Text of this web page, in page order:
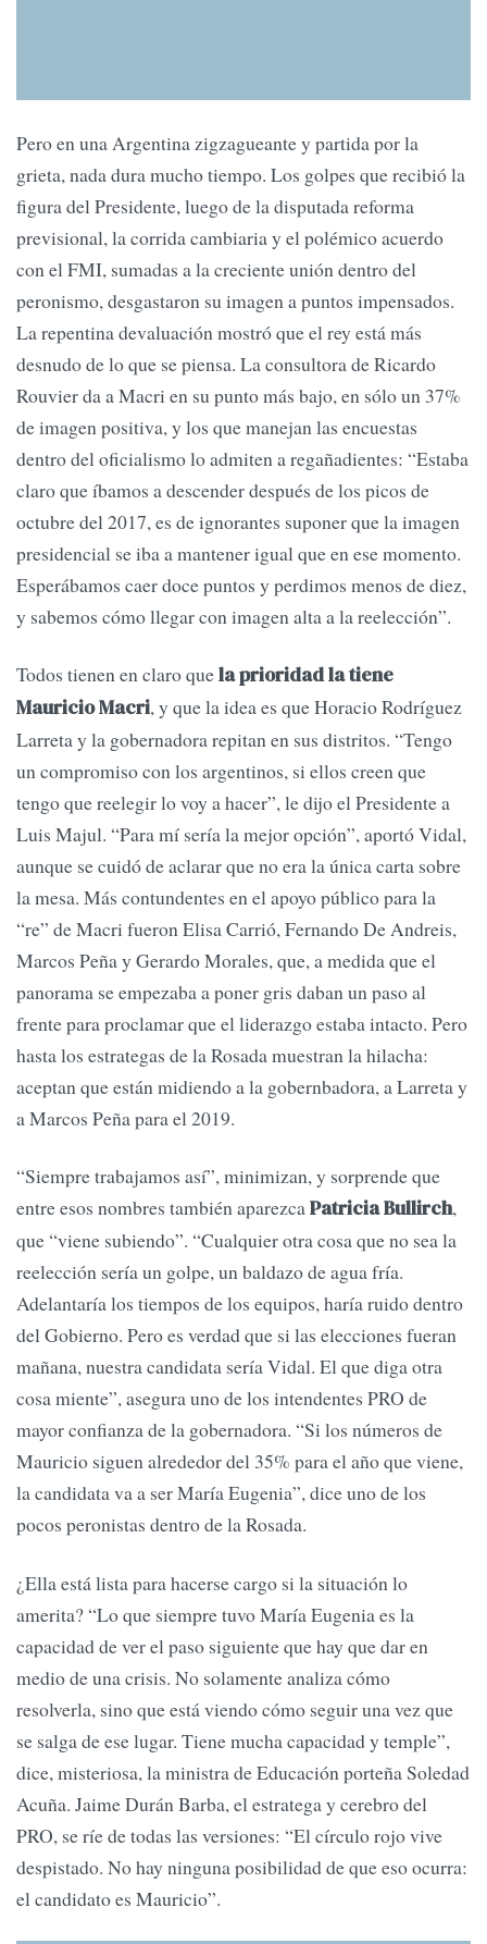
Pero en una Argentina zigzagueante y partida por la
grieta, nada dura mucho tiempo. Los golpes que recibió la
figura del Presidente, luego de la disputada reforma
previsional, la corrida cambiaria y el polémico acuerdo
con el FMI, sumadas a la creciente unión dentro del
peronismo, desgastaron su imagen a puntos impensados.
La repentina devaluación mostró que el rey está más
desnudo de lo que se piensa. La consultora de Ricardo
Rouvier da a Macri en su punto más bajo, en sólo un 37%
de imagen positiva, y los que manejan las encuestas
dentro del oficialismo lo admiten a regañadientes: “Estaba
claro que íbamos a descender después de los picos de
octubre del 2017, es de ignorantes suponer que la imagen
presidencial se iba a mantener igual que en ese momento.
Esperábamos caer doce puntos y perdimos menos de diez,
y sabemos cómo llegar con imagen alta a la reelección”.
Todos tienen en claro quela prioridad la tiene
Mauricio Macri, y que la idea es que Horacio Rodríguez
Larreta y la gobernadora repitan en sus distritos. “Tengo
un compromiso con los argentinos, si ellos creen que
tengo que reelegir lo voy a hacer”, le dijo el Presidente a
Luis Majul. “Para mí sería la mejor opción”, aportó Vidal,
aunque se cuidó de aclarar que no era la única carta sobre
la mesa. Más contundentes en el apoyo público para la
“re” de Macri fueron Elisa Carrió, Fernando De Andreis,
Marcos Peña y Gerardo Morales, que, a medida que el
panorama se empezaba a poner gris daban un paso al
frente para proclamar que el liderazgo estaba intacto. Pero
hasta los estrategas de la Rosada muestran la hilacha:
aceptan que están midiendo a la gobernbadora, a Larreta y
a Marcos Peña para el 2019.
“Siempre trabajamos así”, minimizan, y sorprende que
entre esos nombres también aparezcaPatricia Bullirch,
que “viene subiendo”. “Cualquier otra cosa que no sea la
reelección sería un golpe, un baldazo de agua fría.
Adelantaría los tiempos de los equipos, haría ruido dentro
del Gobierno. Pero es verdad que si las elecciones fueran
mañana, nuestra candidata sería Vidal. El que diga otra
cosa miente”, asegura uno de los intendentes PRO de
mayor confianza de la gobernadora. “Si los números de
Mauricio siguen alrededor del 35% para el año que viene,
la candidata va a ser María Eugenia”, dice uno de los
pocos peronistas dentro de la Rosada.
¿Ella está lista para hacerse cargo si la situación lo
amerita? “Lo que siempre tuvo María Eugenia es la
capacidad de ver el paso siguiente que hay que dar en
medio de una crisis. No solamente analiza cómo
resolverla, sino que está viendo cómo seguir una vez que
se salga de ese lugar. Tiene mucha capacidad y temple”,
dice, misteriosa, la ministra de Educación porteña Soledad
Acuña. Jaime Durán Barba, el estratega y cerebro del
PRO, se ríe de todas las versiones: “El círculo rojo vive
despistado. No hay ninguna posibilidad de que eso ocurra:
el candidato es Mauricio”.